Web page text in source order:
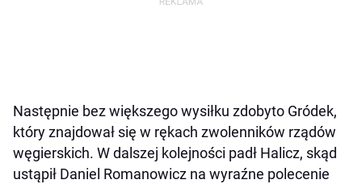
Następnie bez większego wysiłku zdobyto Gródek,
który znajdował się w rękach zwolenników rządów
węgierskich. W dalszej kolejności padł Halicz, skąd
ustąpił Daniel Romanowicz na wyraźne polecenie